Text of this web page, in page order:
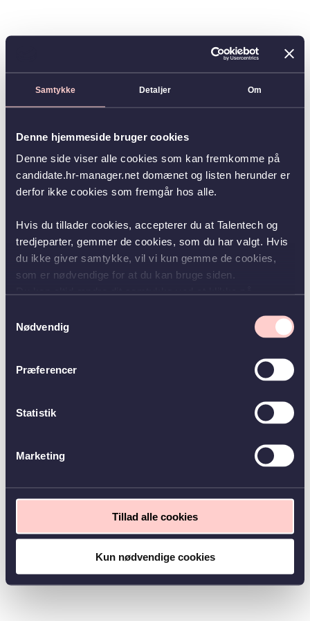
Samtykke Detaljer Om
Denne hjemmeside bruger cookies
Denne side viser alle cookies som kan fremkomme på
candidate.hr-manager.net domænet og listen herunder er
derfor ikke cookies som fremgår hos alle.
Hvis du tillader cookies, accepterer du at Talentech og
tredjeparter, gemmer de cookies, som du har valgt. Hvis
du ikke giver samtykke, vil vi kun gemme de cookies,
som er nødvendige for at du kan bruge siden.
Nødvendig
Præferencer
Statistik
Marketing
Tillad alle cookies
Kun nødvendige cookies